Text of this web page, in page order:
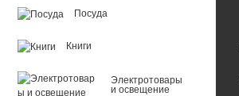
Посуда
Книги
Электротовары
и освещение